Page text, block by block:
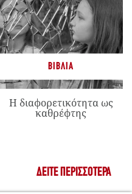
ΒΙΒΛΊΑ
Η διαφορετικότητα ως
καθρέφτης
ΔΕΊΤΕ ΠΕΡΙΣΣΌΤΕΡΑ